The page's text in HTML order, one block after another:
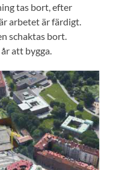
tas bort, efter
arbetet är färdigt.
schaktas bort.
att bygga.